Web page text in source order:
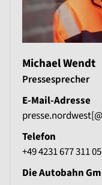
Michael Wendt
Pressesprecher
E-Mail-Adresse
Telefon
+49 4231 677 311 05
Die Autobahn